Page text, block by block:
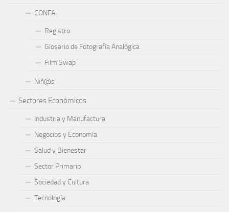
CONFA
Registro
Glosario de Fotografía Analógica
Film Swap
Niñ@s
Sectores Económicos
Industria y Manufactura
Negocios y Economía
Salud y Bienestar
Sector Primario
Sociedad y Cultura
Tecnología